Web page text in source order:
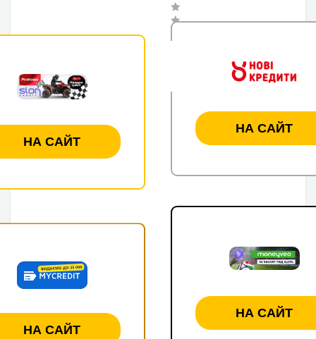
НА САЙТ
НА САЙТ
НА САЙТ
НА САЙТ